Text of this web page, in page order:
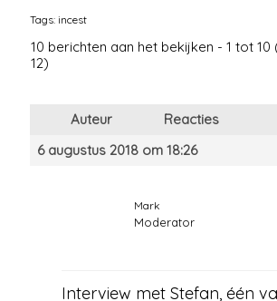
Tags:incest
10 berichten aan het bekijken - 1 tot 10
12)
Auteur
Reacties
6 augustus 2018 om 18:26
Mark
Moderator
Interview met Stefan, één